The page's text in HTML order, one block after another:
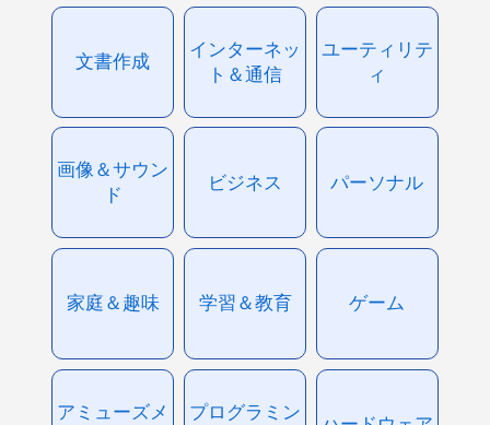
文書作成
インターネッ
ト＆通信
ユーティリテ
ィ
画像＆サウン
ド
ビジネス パーソナル
家庭＆趣味 学習＆教育 ゲーム
アミューズメ
プログラミン